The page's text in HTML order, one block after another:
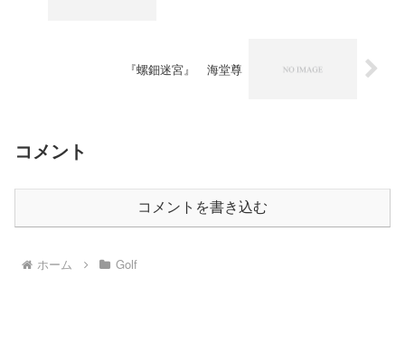
『螺鈿迷宮』 海堂尊
コメント
コメントを書き込む
ホーム Golf